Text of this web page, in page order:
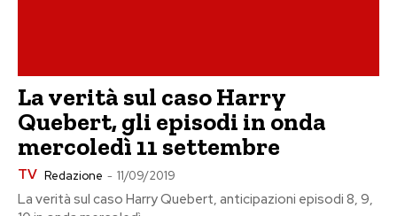
La verità sul caso Harry
Quebert, gli episodi in onda
mercoledì 11 settembre
TV Redazione - 11/09/2019
La verità sul caso Harry Quebert, anticipazioni episodi 8, 9,